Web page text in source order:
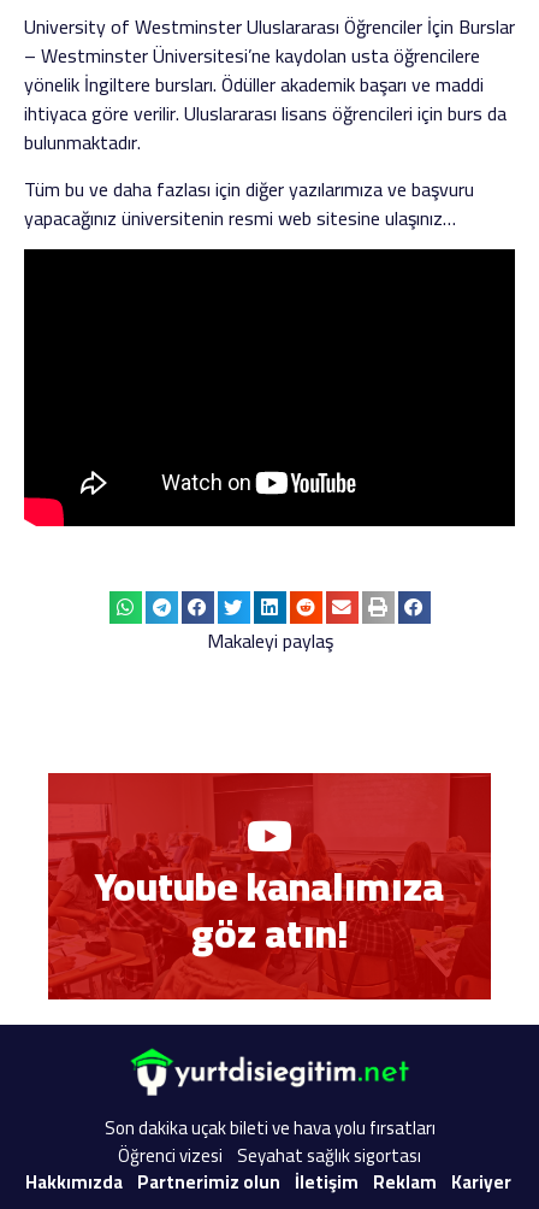
University of Westminster Uluslararası Öğrenciler İçin Burslar
– Westminster Üniversitesi’ne kaydolan usta öğrencilere
yönelik İngiltere bursları. Ödüller akademik başarı ve maddi
ihtiyaca göre verilir. Uluslararası lisans öğrencileri için burs da
bulunmaktadır.
Tüm bu ve daha fazlası için diğer yazılarımıza ve başvuru
yapacağınız üniversitenin resmi web sitesine ulaşınız…
Makaleyi paylaş
Youtube kanalımıza
göz atın!
Son dakika uçak bileti ve hava yolu fırsatları
Öğrenci vizesi Seyahat sağlık sigortası
Hakkımızda Partnerimiz olun İletişim Reklam Kariyer